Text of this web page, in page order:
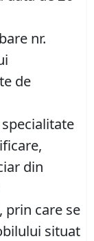
nr.
de
din
prin care se
situat